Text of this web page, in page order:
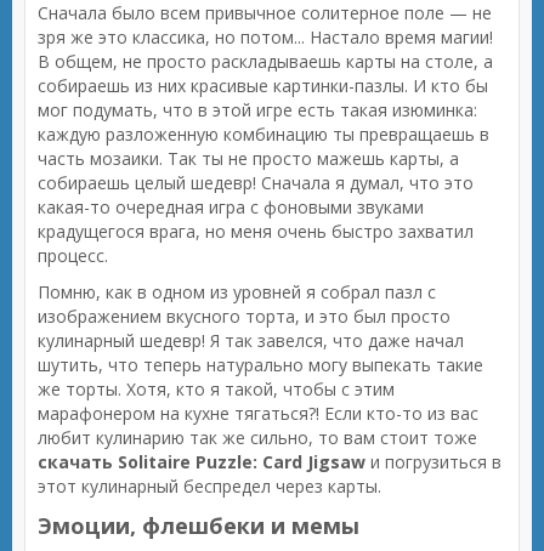
Сначала было всем привычное солитерное поле — не
зря же это классика, но потом... Настало время магии!
В общем, не просто раскладываешь карты на столе, а
собираешь из них красивые картинки-пазлы. И кто бы
мог подумать, что в этой игре есть такая изюминка:
каждую разложенную комбинацию ты превращаешь в
часть мозаики. Так ты не просто мажешь карты, а
собираешь целый шедевр! Сначала я думал, что это
какая-то очередная игра с фоновыми звуками
крадущегося врага, но меня очень быстро захватил
процесс.
Помню, как в одном из уровней я собрал пазл с
изображением вкусного торта, и это был просто
кулинарный шедевр! Я так завелся, что даже начал
шутить, что теперь натурально могу выпекать такие
же торты. Хотя, кто я такой, чтобы с этим
марафонером на кухне тягаться?! Если кто-то из вас
любит кулинарию так же сильно, то вам стоит тоже
скачать Solitaire Puzzle: Card Jigsaw и погрузиться в
этот кулинарный беспредел через карты.
Эмоции, флешбеки и мемы